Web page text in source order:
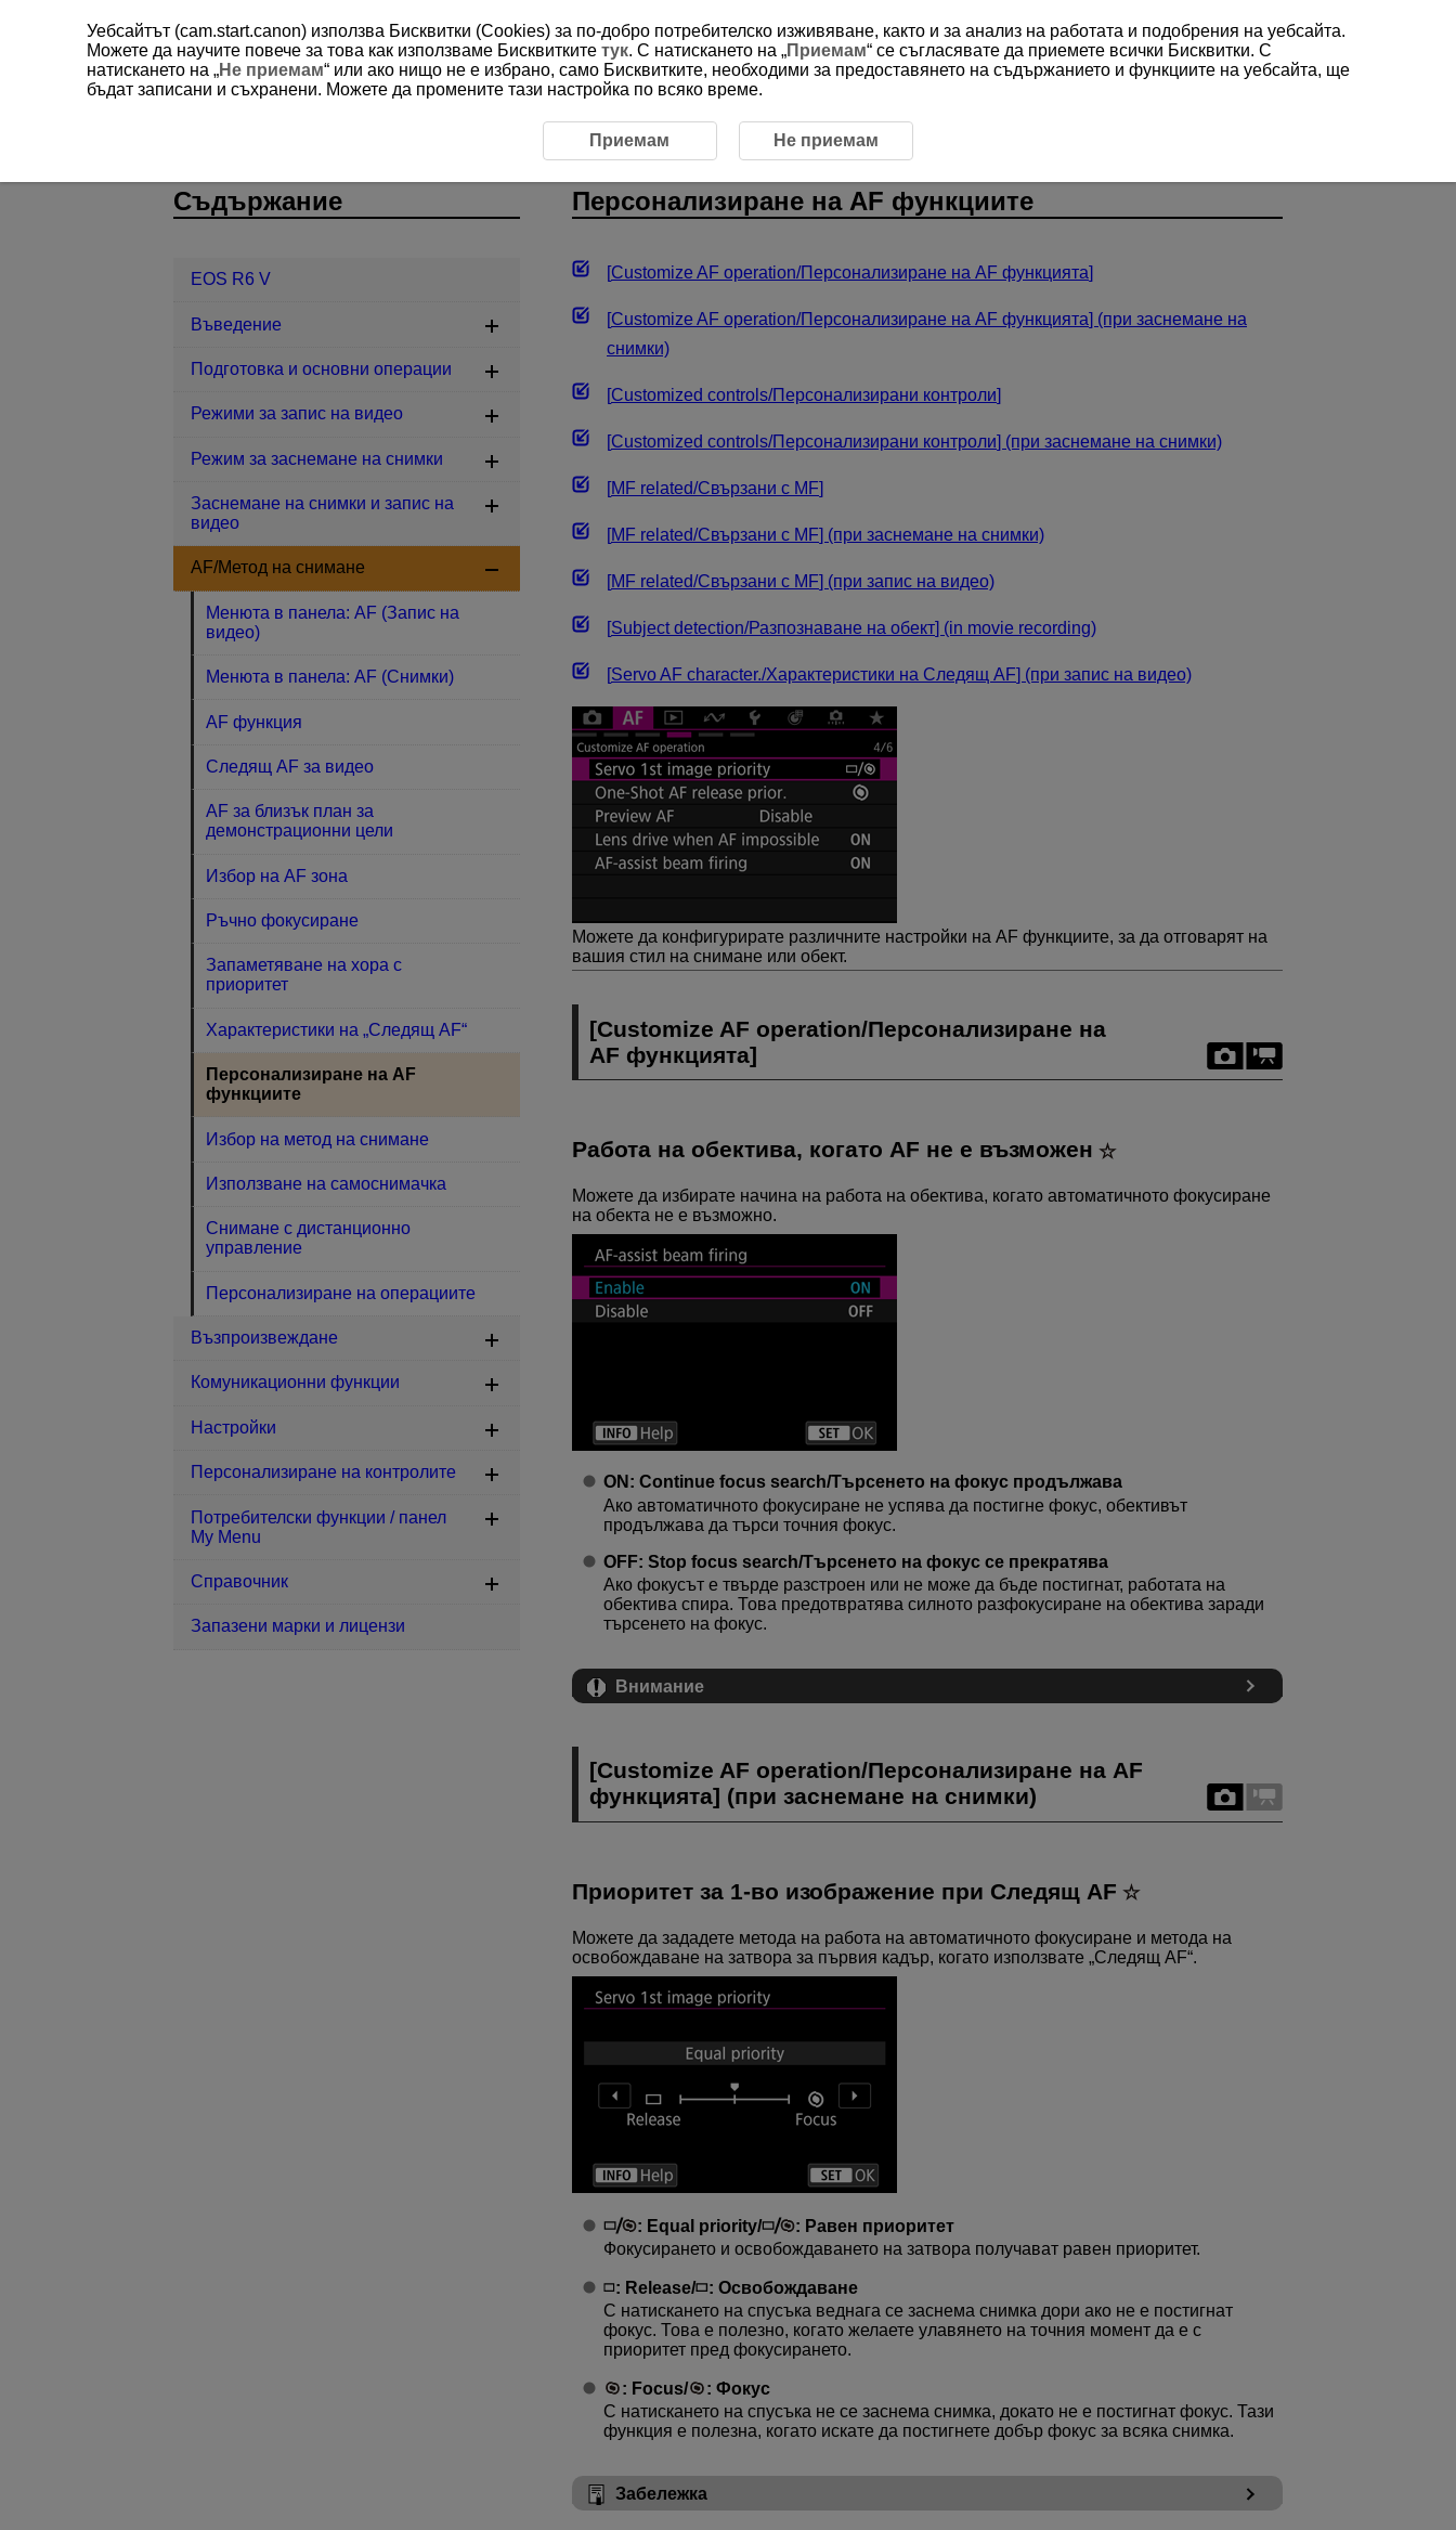
AF/Метод на снимане Персонализиране на AF функциите
Персонализиране на AF функциите
[Customize AF operation/Персонализиране на AF функцията]
[Customize AF operation/Персонализиране на AF функцията] (при заснемане на
снимки)
[Customized controls/Персонализирани контроли]
[Customized controls/Персонализирани контроли] (при заснемане на снимки)
[MF related/Свързани с MF]
[MF related/Свързани с MF] (при заснемане на снимки)
[MF related/Свързани с MF] (при запис на видео)
[Subject detection/Разпознаване на обект] (in movie recording)
[Servo AF character./Характеристики на Следящ AF] (при запис на видео)
Можете да конфигурирате различните настройки на AF функциите, за да отговарят на
вашия стил на снимане или обект.
[Customize AF operation/Персонализиране на
AF функцията]
Работа на обектива, когато AF не е възможен
Можете да избирате начина на работа на обектива, когато автоматичното фокусиране
на обекта не е възможно.
ON : Continue focus search/Търсенето на фокус продължава
Ако автоматичното фокусиране не успява да постигне фокус, обективът
продължава да търси точния фокус.
OFF: Stop focus search/Търсенето на фокус се прекратява
Ако фокусът е твърде разстроен или не може да бъде постигнат, работата на
обектива спира. Това предотвратява силното разфокусиране на обектива заради
търсенето на фокус.
Внимание
[Customize AF operation/Персонализиране на AF
функцията] (при заснемане на снимки)
Приоритет за 1-во изображение при Следящ AF
Можете да зададете метода на работа на автоматичното фокусиране и метода на
освобождаване на затвора за първия кадър, когато използвате „Следящ AF“.
: Equal priority/ : Равен приоритет
Фокусирането и освобождаването на затвора получават равен приоритет.
: Release/ : Освобождаване
С натискането на спусъка веднага се заснема снимка дори ако не е постигнат
фокус. Това е полезно, когато желаете улавянето на точния момент да е с
приоритет пред фокусирането.
: Focus/ : Фокус
С натискането на спусъка не се заснема снимка, докато не е постигнат фокус. Тази
функция е полезна, когато искате да постигнете добър фокус за всяка снимка.
Забележка
Съдържание
EOS R6 V
Въведение
Подготовка и основни операции
Режими за запис на видео
Режим за заснемане на снимки
Заснемане на снимки и запис на
видео
AF/Метод на снимане
Менюта в панела: AF (Запис на
видео)
Менюта в панела: AF (Снимки)
AF функция
Следящ AF за видео
AF за близък план за
демонстрационни цели
Избор на AF зона
Ръчно фокусиране
Запаметяване на хора с
приоритет
Характеристики на „Следящ AF“
Персонализиране на AF
функциите
Избор на метод на снимане
Използване на самоснимачка
Снимане с дистанционно
управление
Персонализиране на операциите
Възпроизвеждане
Комуникационни функции
Настройки
Персонализиране на контролите
Потребителски функции / панел
My Menu
Справочник
Запазени марки и лицензи
Уебсайтът (cam.start.canon) използва Бисквитки (Cookies) за по-добро потребителско изживяване, както и за анализ на работата и подобрения на уебсайта.
Можете да научите повече за това как използваме Бисквитките тук. С натискането на „Приемам“ се съгласявате да приемете всички Бисквитки. С
натискането на „Не приемам“ или ако нищо не е избрано, само Бисквитките, необходими за предоставянето на съдържанието и функциите на уебсайта, ще
бъдат записани и съхранени. Можете да промените тази настройка по всяко време.
Приемам Не приемам